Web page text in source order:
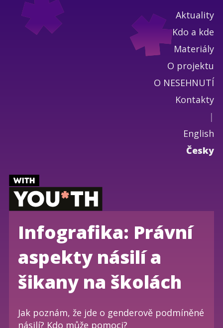
Aktuality
Kdo a kde
Materiály
O projektu
O NESEHNUTÍ
Kontakty
|
English
Česky
Infografika: Právní
aspekty násilí a
šikany na školách
Jak poznám, že jde o genderově podmíněné
násilí? Kdo může pomoci?